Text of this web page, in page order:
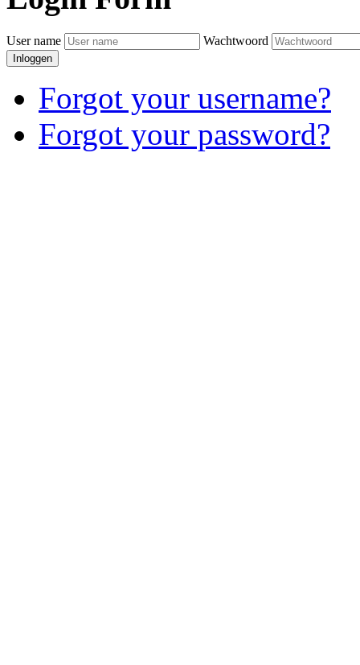
User name Wachtwoord
Inloggen
Forgot your username?
Forgot your password?